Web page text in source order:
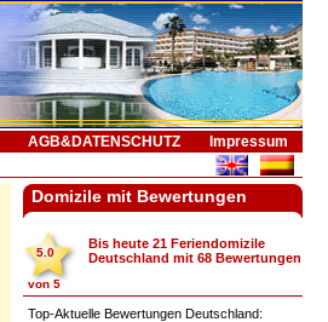
AGB&DATENSCHUTZ Impressum
Domizile mit Bewertungen
5.0
von 5
Bis heute 21 Feriendomizile
Deutschland mit 68Bewertungen
Top-Aktuelle Bewertungen Deutschland: